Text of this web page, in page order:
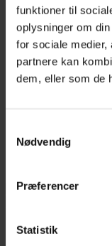
funktioner til
oplysninger om
for sociale medier,
partnere kan
dem, eller som de
Nødvendig
Præferencer
Statistik
Øjenklap med